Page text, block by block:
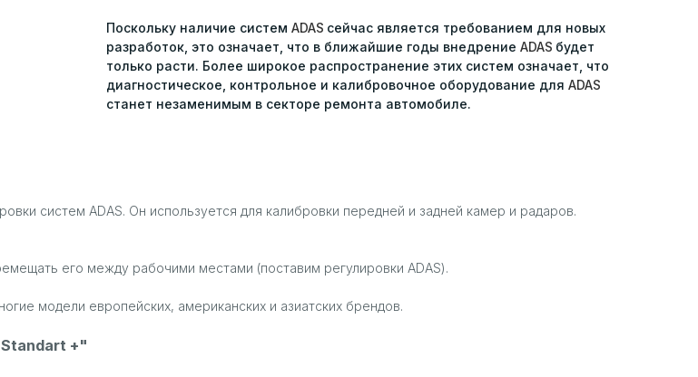
Поскольку наличие систем ADAS сейчас является требованием для новых
разработок, это означает, что в ближайшие годы внедрение ADAS будет
только расти. Более широкое распространение этих систем означает, что
диагностическое, контрольное и калибровочное оборудование для ADAS
станет незаменимым в секторе ремонта автомобиле.
систем ADAS. Он используется для калибровки передней и задней камер и радаров.
его между рабочими местами (поставим регулировки ADAS).
модели европейских, американских и азиатских брендов.
+"